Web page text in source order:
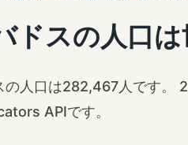
ドスの人口は
の人口は282,467人です。
APIです。